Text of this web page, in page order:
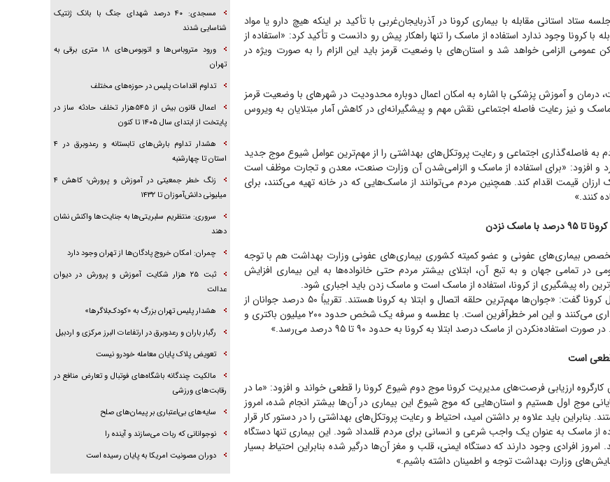
ستاد استانی مقابله با بیماری کرونا در آذربایجان‌غربی با تأکید بر اینکه هیچ دارو یا مواد
با کرونا وجود ندارد استفاده از ماسک را تنها راهکار پیش رو دانست و تأکید کرد: «استفاده از
در اماکن عمومی الزامی خواهد شد و استان‌های با وضعیت قرمز باید این الزام را به صورت ویژه در
درمان و آموزش پزشکی با اشاره به امکان اعمال دوباره محدودیت در شهر‌های با وضعیت قرمز
ماسک و نیز رعایت فاصله اجتماعی نقش مهم و پیشگیرانه‌ای در کاهش آمار مبتلایان به ویروس
فاصله‌گذاری اجتماعی و رعایت پروتکل‌های بهداشتی را از مهم‌ترین عوامل شیوع موج جدید
و افزود: «برای استفاده از ماسک و الزامی‌شدن آن وزارت صنعت، معدن و تجارت موظف است
قیمت اقدام کند. همچنین مردم می‌توانند از ماسک‌هایی که در خانه تهیه می‌کنند، برای
کنند.»
ماسک نزدن
بیماری‌های عفونی و عضو کمیته کشوری بیماری‌های عفونی وزارت بهداشت هم با توجه
در تمامی جهان و به تبع آن، ابتلای بیشتر مردم حتی خانواده‌ها به این بیماری افزایش
راه پیشگیری از کرونا، استفاده از ماسک است و ماسک زدن باید اجباری شود.
وی درباره زنجیره انتقال کرونا گفت: «جوان‌ها مهم‌ترین حلقه اتصال و ابتلا به کرونا هستند. تقریباً ۵۰ درصد جوانان از
استفاده از ماسک خودداری می‌کنند و این امر خطرآفرین است. با عطسه و سرفه یک شخص حدود ۲۰۰ میلیون باکتری و
استفاده‌نکردن از ماسک درصد ابتلا به کرونا به حدود ۹۰ تا ۹۵ درصد می‌رسد.»
است
ارزیابی فرصت‌های مدیریت کرونا موج دوم شیوع کرونا را قطعی خواند و افزود: «ما در
موج اول هستیم و استان‌هایی که موج شیوع این بیماری در آن‌ها بیشتر انجام شده، امروز
بنابراین باید علاوه بر داشتن امید، احتیاط و رعایت پروتکل‌های بهداشتی را در دستور کار قرار
از ماسک به عنوان یک واجب شرعی و انسانی برای مردم قلمداد شود. این بیماری تنها دستگاه
امروز افرادی وجود دارند که دستگاه ایمنی، قلب و مغز آن‌ها درگیر شده بنابراین احتیاط بسیار
وزارت بهداشت توجه و اطمینان داشته باشیم.»
مسجدی: ۴۰ درصد شهدای جنگ با بانک ژنتیک
شناسایی شدند
ورود متروباس‌ها و اتوبوس‌های ۱۸ متری برقی به
تهران
تداوم اقدامات پلیس در حوزه‌های مختلف
اعمال قانون بیش از ۵۴۵هزار تخلف حادثه ساز در
پایتخت از ابتدای سال ۱۴۰۵ تا کنون
هشدار تداوم بارش‌های تابستانه و رعدوبرق در ۴
استان تا چهارشنبه
زنگ خطر جمعیتی در آموزش و پرورش؛ کاهش ۴
میلیونی دانش‌آموزان تا ۱۴۳۲
سروری: منتظریم سلبریتی‌ها به جنایت‌ها واکنش نشان
دهند
چمران: امکان خروج پادگان‌ها از تهران وجود دارد
ثبت ۲۵ هزار شکایت آموزش و پرورش در دیوان
عدالت
هشدار پلیس تهران بزرگ به «کودک‌بلاگرها»
رگبار باران و رعدوبرق در ارتفاعات البرز مرکزی و اردبیل
تعویض پلاک پایان معامله خودرو نیست
مالکیت چندگانه باشگاه‌های فوتبال و تعارض منافع در
رقابت‌های ورزشی
سایه‌های بی‌اعتباری بر پیمان‌های صلح
نوجوانانی که ربات می‌سازند و آینده را
دوران مصونیت امریکا به پایان رسیده است